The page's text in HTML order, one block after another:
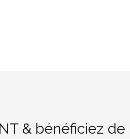
& bénéficiez de